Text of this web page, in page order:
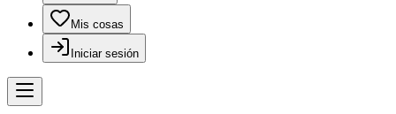
Mis cosas
Iniciar sesión